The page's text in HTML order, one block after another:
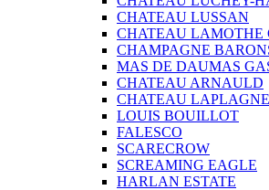
CHATEAU LUSSAN
CHATEAU LAMOTHE
CHAMPAGNE
MAS DE DAUMAS
CHATEAU ARNAULD
CHATEAU LAPLAGNE
LOUIS BOUILLOT
FALESCO
SCARECROW
SCREAMING EAGLE
HARLAN ESTATE